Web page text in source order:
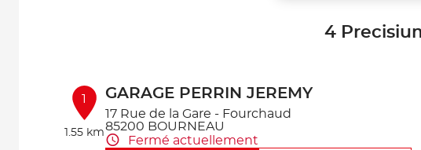
4
1
1.55 km
GARAGE PERRIN JEREMY
17 Rue de la Gare - Fourchaud
85200 BOURNEAU
Fermé actuellement